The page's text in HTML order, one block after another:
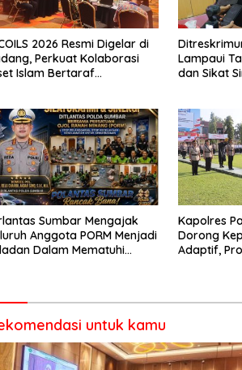
2026 Resmi Digelar di
Perkuat Kolaborasi
Islam Bertaraf
Lampaui
dan Sikat
Sumbar Mengajak
Anggota PORM Menjadi
Dalam Mematuhi
Kapolres
Dorong
Adaptif,
untuk kamu